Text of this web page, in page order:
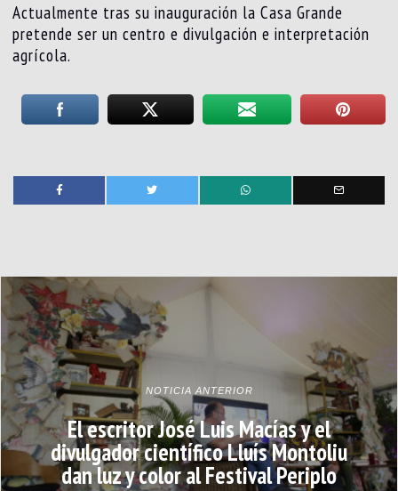
Actualmente tras su inauguración la Casa Grande
pretende ser un centro e divulgación e interpretación
agrícola.
NOTICIA ANTERIOR
El escritor José Luis Macías y el
divulgador científico Lluís Montoliu
dan luz y color al Festival Periplo